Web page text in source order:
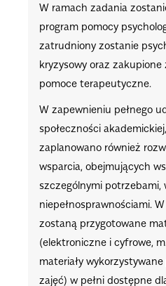
W ramach zadania
program pomocy
zatrudniony zostanie
kryzysowy oraz
pomoce terapeutyczne.
W zapewnieniu pełnego
społeczności
zaplanowano również
wsparcia, obejmujących
szczególnymi potrzebami,
niepełnosprawnościami.
zostaną przygotowane
(elektroniczne i cyfrowe,
materiały
zajęć) w pełni dostępne